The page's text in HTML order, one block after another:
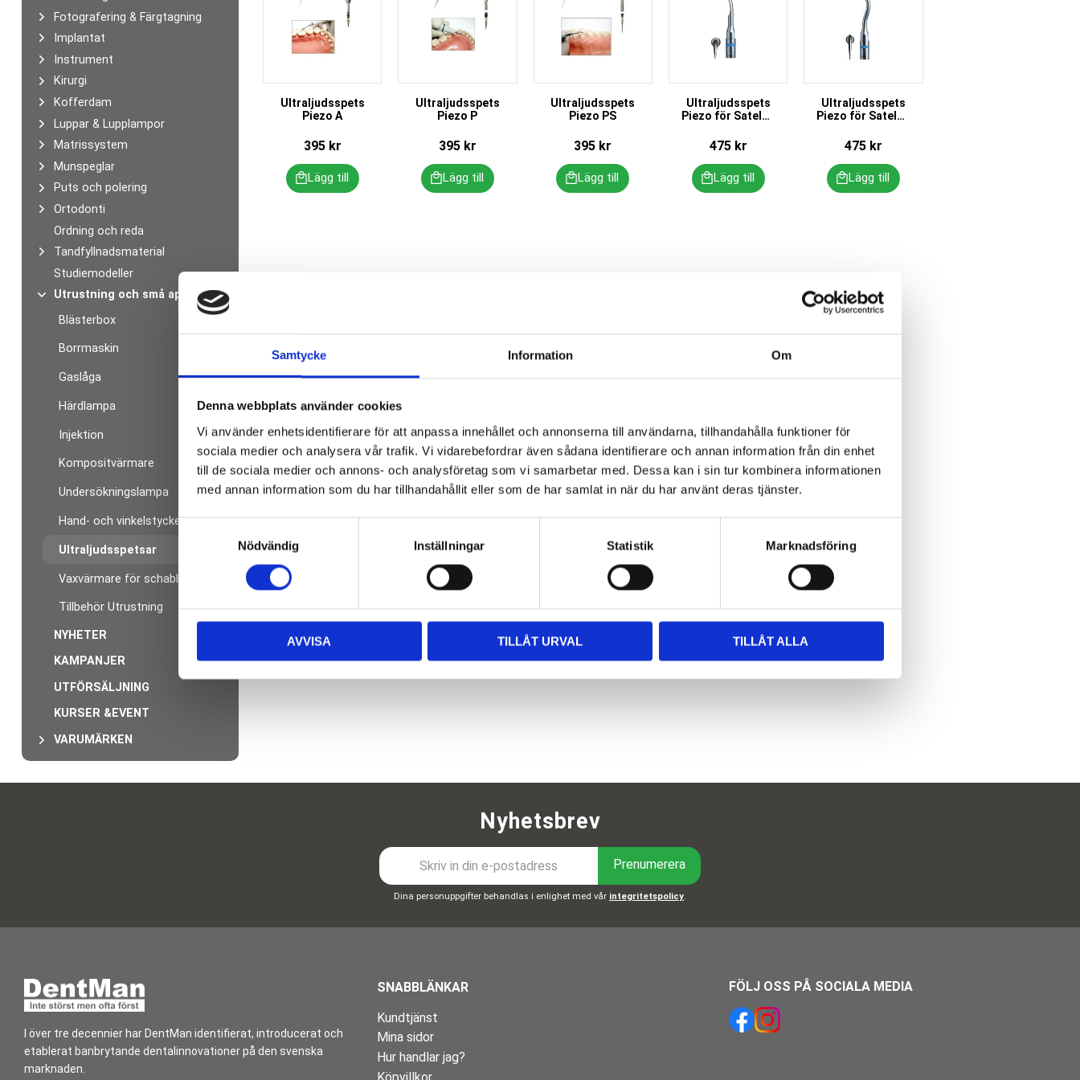
Samtycke Information Om
Denna webbplats använder cookies
Vi använder enhetsidentifierare för att anpassa innehållet och annonserna till användarna, tillhandahålla funktioner för
sociala medier och analysera vår trafik. Vi vidarebefordrar även sådana identifierare och annan information från din enhet
till de sociala medier och annons- och analysföretag som vi samarbetar med. Dessa kan i sin tur kombinera informationen
med annan information som du har tillhandahållit eller som de har samlat in när du har använt deras tjänster.
S
s
Nödvändig Inställningar Statistik Marknadsföring
AVVISA TILLÅT URVAL TILLÅT ALLA
Ultraljudsspets
Piezo A
395kr
Ultraljudsspets
Piezo P
395kr
Ultraljudsspets
Piezo PS
395 kr
Ultraljudsspets
Piezo för Satelec
475kr
Ultraljudsspets
Piezo för Satelec
475kr
Fotografering & Färgtagning
Implantat
Instrument
Kirurgi
Kofferdam
Luppar & Lupplampor
Matrissystem
Munspeglar
Puts och polering
Ortodonti
Ordning och reda
Tandfyllnadsmaterial
Studiemodeller
Utrustning och små apparater
Blästerbox
Borrmaskin
Gaslåga
Härdlampa
Injektion
Kompositvärmare
Undersökningslampa
Hand- och vinkelstycken
Ultraljudsspetsar
Vaxvärmare för schabloner
Tillbehör Utrustning
NYHETER
KAMPANJER
UTFÖRSÄLJNING
KURSER &EVENT
VARUMÄRKEN
Nyhetsbrev
Prenumerera
Dina personuppgifter behandlas i enlighet med vår integritetspolicy
I över tre decennier har DentMan identifierat, introducerat och
etablerat banbrytande dentalinnovationer på den svenska
marknaden.
SNABBLÄNKAR
Kundtjänst
Mina sidor
Hur handlar jag?
FÖLJ OSS PÅ SOCIALA MEDIA